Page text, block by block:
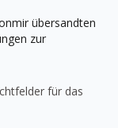
übersandten
zur
für das